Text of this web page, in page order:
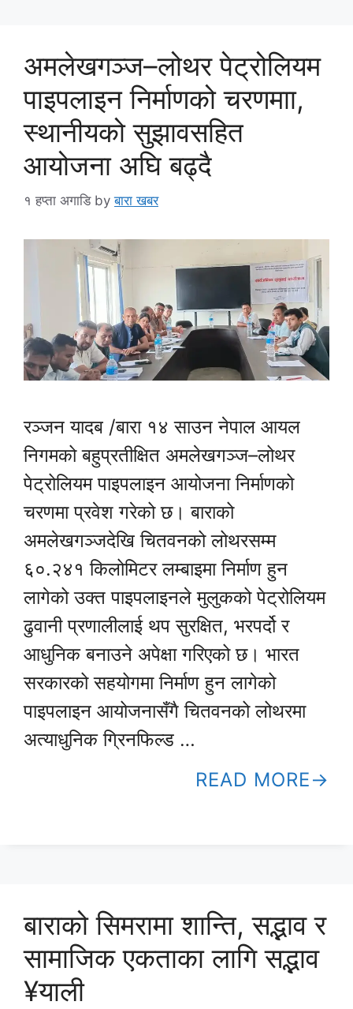
अमलेखगञ्ज–लोथर पेट्रोलियम
पाइपलाइन निर्माणको चरणमाा,
स्थानीयको सुझावसहित
आयोजना अघि बढ्दै
१ हप्ता अगाडि byबारा खबर
रञ्जन यादब /बारा १४ साउन नेपाल आयल
निगमको बहुप्रतीक्षित अमलेखगञ्ज–लोथर
पेट्रोलियम पाइपलाइन आयोजना निर्माणको
चरणमा प्रवेश गरेको छ। बाराको
अमलेखगञ्जदेखि चितवनको लोथरसम्म
६०.२४१ किलोमिटर लम्बाइमा निर्माण हुन
लागेको उक्त पाइपलाइनले मुलुकको पेट्रोलियम
ढुवानी प्रणालीलाई थप सुरक्षित, भरपर्दो र
आधुनिक बनाउने अपेक्षा गरिएको छ। भारत
सरकारको सहयोगमा निर्माण हुन लागेको
पाइपलाइन आयोजनासँगै चितवनको लोथरमा
अत्याधुनिक ग्रिनफिल्ड …
READ MORE
बाराको सिमरामा शान्ति, सद्भाव र
सामाजिक एकताका लागि सद्भाव
¥याली